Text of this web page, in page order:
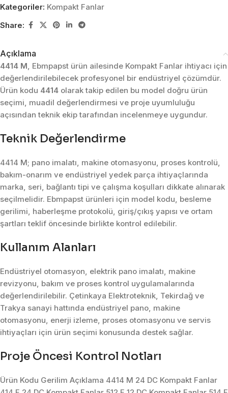
Kategoriler: Kompakt Fanlar
Share:
Açıklama
4414 M, Ebmpapst ürün ailesinde Kompakt Fanlar ihtiyacı için
değerlendirilebilecek profesyonel bir endüstriyel çözümdür.
Ürün kodu 4414 olarak takip edilen bu model doğru ürün
seçimi, muadil değerlendirmesi ve proje uyumluluğu
açısından teknik ekip tarafından incelenmeye uygundur.
Teknik Değerlendirme
4414 M; pano imalatı, makine otomasyonu, proses kontrolü,
bakım-onarım ve endüstriyel yedek parça ihtiyaçlarında
marka, seri, bağlantı tipi ve çalışma koşulları dikkate alınarak
seçilmelidir. Ebmpapst ürünleri için model kodu, besleme
gerilimi, haberleşme protokolü, giriş/çıkış yapısı ve ortam
şartları teklif öncesinde birlikte kontrol edilebilir.
Kullanım Alanları
Endüstriyel otomasyon, elektrik pano imalatı, makine
revizyonu, bakım ve proses kontrol uygulamalarında
değerlendirilebilir. Çetinkaya Elektroteknik, Tekirdağ ve
Trakya sanayi hattında endüstriyel pano, makine
otomasyonu, enerji izleme, proses otomasyonu ve servis
ihtiyaçları için ürün seçimi konusunda destek sağlar.
Proje Öncesi Kontrol Notları
Ürün Kodu Gerilim Açıklama 4414 M 24 DC Kompakt Fanlar